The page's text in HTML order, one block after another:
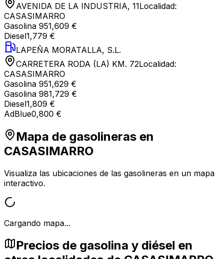
AVENIDA DE LA INDUSTRIA, 11Localidad:
CASASIMARRO
Gasolina 951,609 €
Diesel1,779 €
LAPEÑA MORATALLA, S.L.
CARRETERA RODA (LA) KM. 72Localidad:
CASASIMARRO
Gasolina 951,629 €
Gasolina 981,729 €
Diesel1,809 €
AdBlue0,800 €
Mapa de gasolineras en
CASASIMARRO
Visualiza las ubicaciones de las gasolineras en un mapa
interactivo.
Cargando mapa...
Precios de gasolina y diésel en